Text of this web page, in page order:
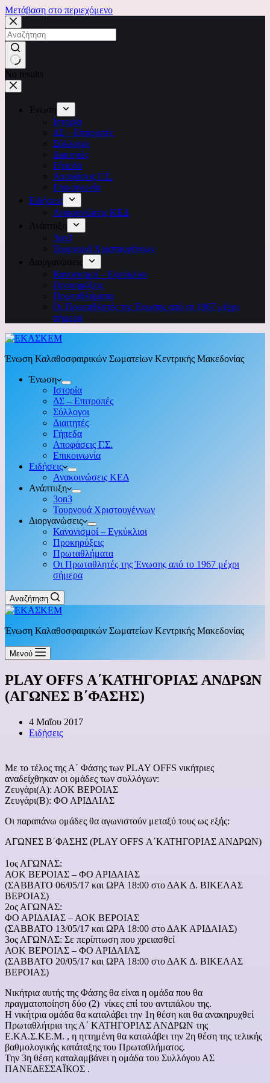
Μετάβαση στο περιεχόμενο
No results
Ένωση
Ιστορία
ΔΣ – Επιτροπές
Σύλλογοι
Διαιτητές
Γήπεδα
Αποφάσεις Γ.Σ.
Επικοινωνία
Ειδήσεις
Ανακοινώσεις ΚΕΔ
Ανάπτυξη
3on3
Τουρνουά Χριστουγέννων
Διοργανώσεις
Κανονισμοί – Εγκύκλιοι
Προκηρύξεις
Πρωταθλήματα
Οι Πρωταθλητές της Ένωσης από το 1967 μέχρι
σήμερα
Ένωση Καλαθοσφαιρικών Σωματείων Κεντρικής Μακεδονίας
Ένωση
Ιστορία
ΔΣ – Επιτροπές
Σύλλογοι
Διαιτητές
Γήπεδα
Αποφάσεις Γ.Σ.
Επικοινωνία
Ειδήσεις
Ανακοινώσεις ΚΕΔ
Ανάπτυξη
3on3
Τουρνουά Χριστουγέννων
Διοργανώσεις
Κανονισμοί – Εγκύκλιοι
Προκηρύξεις
Πρωταθλήματα
Οι Πρωταθλητές της Ένωσης από το 1967 μέχρι
σήμερα
Αναζήτηση
Ένωση Καλαθοσφαιρικών Σωματείων Κεντρικής Μακεδονίας
Μενού
PLAY OFFS Α΄ΚΑΤΗΓΟΡΙΑΣ ΑΝΔΡΩΝ
(ΑΓΩΝΕΣ Β΄ΦΑΣΗΣ)
4 Μαΐου 2017
Ειδήσεις
Με το τέλος της Α΄ Φάσης των PLAY OFFS νικήτριες
αναδείχθηκαν οι ομάδες των συλλόγων:
Ζευγάρι(Α): ΑΟΚ ΒΕΡΟΙΑΣ
Ζευγάρι(Β): ΦΟ ΑΡΙΔΑΙΑΣ
Οι παραπάνω ομάδες θα αγωνιστούν μεταξύ τους ως εξής:
ΑΓΩΝΕΣ Β΄ΦΑΣΗΣ (PLAY OFFS Α΄ΚΑΤΗΓΟΡΙΑΣ ΑΝΔΡΩΝ)
1ος ΑΓΩΝΑΣ:
ΑΟΚ ΒΕΡΟΙΑΣ – ΦΟ ΑΡΙΔΑΙΑΣ
(ΣΑΒΒΑΤΟ 06/05/17 και ΩΡΑ 18:00 στο ΔΑΚ Δ. ΒΙΚΕΛΑΣ
ΒΕΡΟΙΑΣ)
2ος ΑΓΩΝΑΣ:
ΦΟ ΑΡΙΔΑΙΑΣ – ΑΟΚ ΒΕΡΟΙΑΣ
(ΣΑΒΒΑΤΟ 13/05/17 και ΩΡΑ 18:00 στο ΔΑΚ ΑΡΙΔΑΙΑΣ)
3ος ΑΓΩΝΑΣ: Σε περίπτωση που χρειασθεί
ΑΟΚ ΒΕΡΟΙΑΣ – ΦΟ ΑΡΙΔΑΙΑΣ
(ΣΑΒΒΑΤΟ 20/05/17 και ΩΡΑ 18:00 στο ΔΑΚ Δ. ΒΙΚΕΛΑΣ
ΒΕΡΟΙΑΣ)
Νικήτρια αυτής της Φάσης θα είναι η ομάδα που θα
πραγματοποίηση δύο (2) νίκες επί του αντιπάλου της.
Η νικήτρια ομάδα θα καταλάβει την 1η θέση και θα ανακηρυχθεί
Πρωταθλήτρια της Α΄ ΚΑΤΗΓΟΡΙΑΣ ΑΝΔΡΩΝ της
Ε.ΚΑ.Σ.ΚΕ.Μ. , η ηττημένη θα καταλάβει την 2η θέση της τελικής
βαθμολογικής κατάταξης του Πρωταθλήματος.
Την 3η θέση καταλαμβάνει η ομάδα του Συλλόγου ΑΣ
ΠΑΝΕΔΕΣΣΑΪΚΟΣ .